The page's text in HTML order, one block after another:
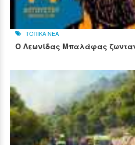
ΤΟΠΙΚΑ ΝΕΑ
Ο Λεωνίδας Μπαλάφας